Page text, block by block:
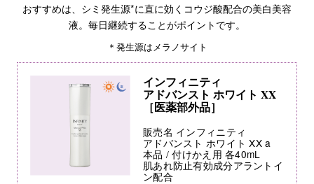
おすすめは、シミ発生源*に直に効くコウジ酸配合の美白美容
液。毎日継続することがポイントです。
＊発生源はメラノサイト
インフィニティ
アドバンスト ホワイト XX
［医薬部外品］
販売名 インフィニティ
アドバンスト ホワイト XX a
本品 / 付けかえ用 各40mL
肌あれ防止有効成分アラントイ
ン配合